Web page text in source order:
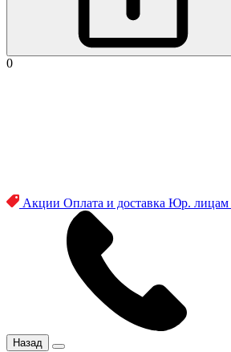
0
Акции Оплата и доставка Юр. лицам
Назад